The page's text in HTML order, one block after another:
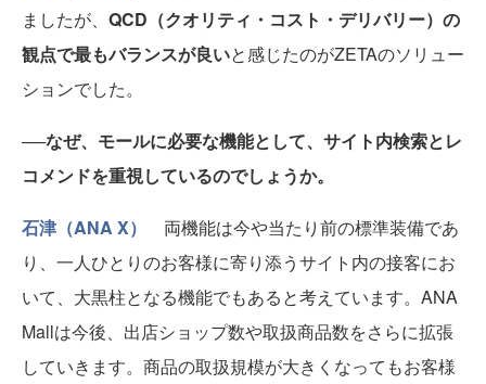
ましたが、 QCD（クオリティ・コスト・デリバリー）の
観点で最もバランスが良いと感じたのがZETAのソリュー
ションでした。
──なぜ、モールに必要な機能として、サイト内検索とレ
コメンドを重視しているのでしょうか。
石津（ANA X）
両機能は今や当たり前の標準装備であ
り、一人ひとりのお客様に寄り添うサイト内の接客にお
いて、大黒柱となる機能でもあると考えています。ANA
Mallは今後、出店ショップ数や取扱商品数をさらに拡張
していきます。商品の取扱規模が大きくなってもお客様